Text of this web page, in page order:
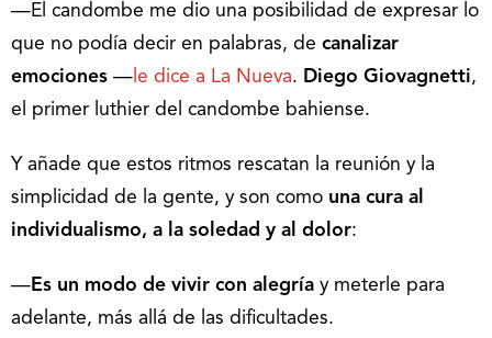
—El candombe me dio una posibilidad de expresar lo
que no podía decir en palabras, de canalizar
emociones — le dice a La Nueva. Diego Giovagnetti,
el primer luthier del candombe bahiense.
Y añade que estos ritmos rescatan la reunión y la
simplicidad de la gente, y son como una cura al
individualismo, a la soledad y al dolor:
—Es un modo de vivir con alegría y meterle para
adelante, más allá de las dificultades.